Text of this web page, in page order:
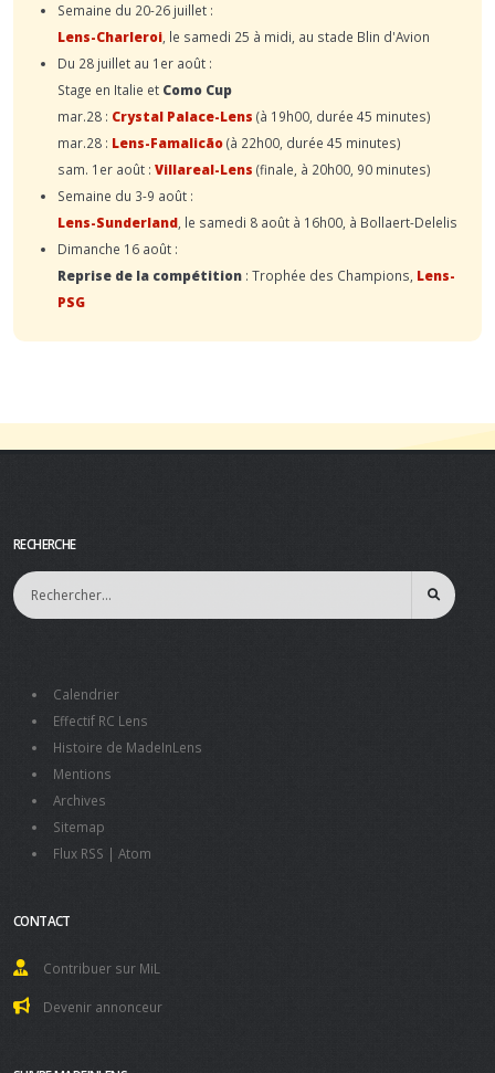
Semaine du 20-26 juillet :
Lens-Charleroi , le samedi 25 à midi, au stade Blin d'Avion
Du 28 juillet au 1er août :
Stage en Italie et Como Cup
mar.28 : Crystal Palace-Lens (à 19h00, durée 45 minutes)
mar.28 : Lens-Famalicão(à 22h00, durée 45 minutes)
sam. 1er août : Villareal-Lens (finale, à 20h00, 90 minutes)
Semaine du 3-9 août :
Lens-Sunderland , le samedi 8 août à 16h00, à Bollaert-Delelis
Dimanche 16 août :
Reprise de la compétition : Trophée des Champions, Lens-
PSG
RECHERCHE
Calendrier
Effectif RC Lens
Histoire de MadeInLens
Mentions
Archives
Sitemap
Flux RSS | Atom
CONTACT
Contribuer sur MiL
Devenir annonceur